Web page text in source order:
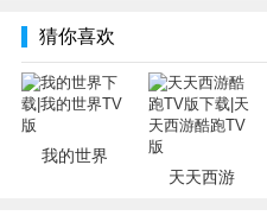
猜你喜欢
我的世界
天天西游